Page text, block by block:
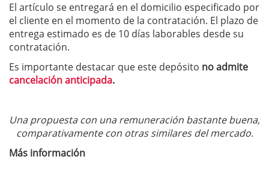
El artículo se entregará en el domicilio especificado por
el cliente en el momento de la contratación. El plazo de
entrega estimado es de 10 días laborables desde su
contratación.
Es importante destacar que este depósito no admite
cancelación anticipada.
Una propuesta con una remuneración bastante buena,
comparativamente con otras similares del mercado.
Más información